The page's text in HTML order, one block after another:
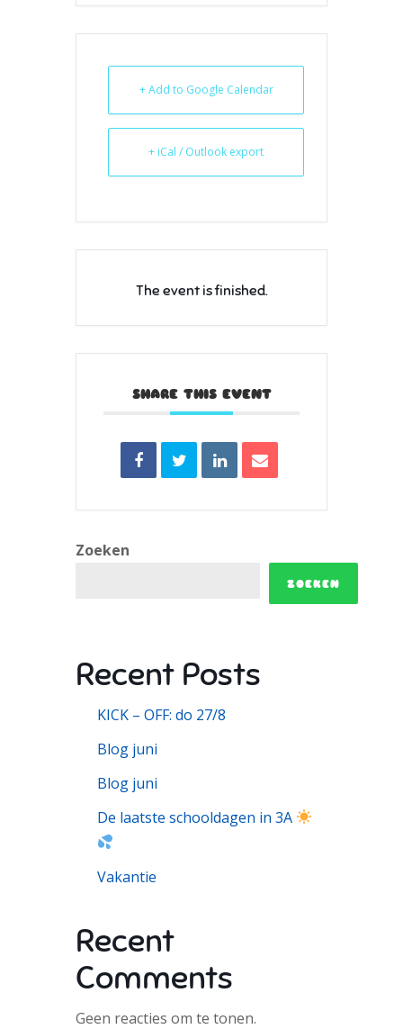
+ Add to Google Calendar
+ iCal / Outlook export
The event is finished.
SHARE THIS EVENT
Zoeken
ZOEKEN
Recent Posts
KICK – OFF: do 27/8
Blog juni
Blog juni
De laatste schooldagen in 3A
Vakantie
Recent
Comments
Geen reacties om te tonen.